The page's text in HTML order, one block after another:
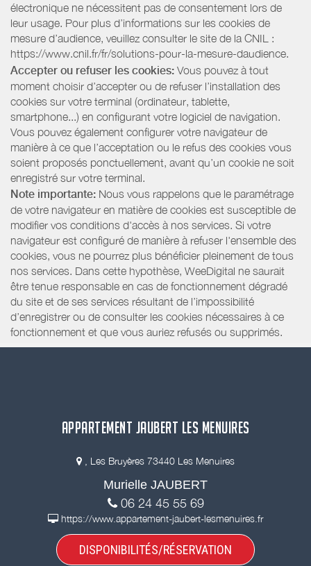
électronique ne nécessitent pas de consentement lors de
leur usage. Pour plus d’informations sur les cookies de
mesure d’audience, veuillez consulter le site de la CNIL :
https://www.cnil.fr/fr/solutions-pour-la-mesure-daudience.
Accepter ou refuser les cookies: Vous pouvez à tout
moment choisir d’accepter ou de refuser l’installation des
cookies sur votre terminal (ordinateur, tablette,
smartphone...) en configurant votre logiciel de navigation.
Vous pouvez également configurer votre navigateur de
manière à ce que l’acceptation ou le refus des cookies vous
soient proposés ponctuellement, avant qu’un cookie ne soit
enregistré sur votre terminal.
Note importante: Nous vous rappelons que le paramétrage
de votre navigateur en matière de cookies est susceptible de
modifier vos conditions d'accès à nos services. Si votre
navigateur est configuré de manière à refuser l'ensemble des
cookies, vous ne pourrez plus bénéficier pleinement de tous
nos services. Dans cette hypothèse, WeeDigital ne saurait
être tenue responsable en cas de fonctionnement dégradé
du site et de ses services résultant de l’impossibilité
d’enregistrer ou de consulter les cookies nécessaires à ce
fonctionnement et que vous auriez refusés ou supprimés.
APPARTEMENT JAUBERT LES MENUIRES
, Les Bruyères 73440 Les Menuires
Murielle JAUBERT
06 24 45 55 69
https://www.appartement-jaubert-lesmenuires.fr
DISPONIBILITÉS/RÉSERVATION